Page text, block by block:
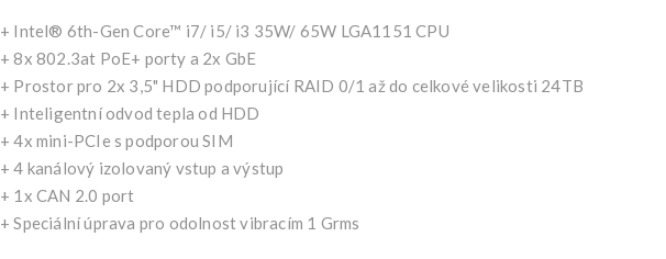
+ Intel® 6th-Gen Core™ i7/ i5/ i3 35W/ 65W LGA1151 CPU
+ 8x 802.3at PoE+ porty a 2x GbE
+ Prostor pro 2x 3,5" HDD podporující RAID 0/1 až do celkové velikosti 24TB
+ Inteligentní odvod tepla od HDD
+ 4x mini-PCIe s podporou SIM
+ 4 kanálový izolovaný vstup a výstup
+ 1x CAN 2.0 port
+ Speciální úprava pro odolnost vibracím 1 Grms